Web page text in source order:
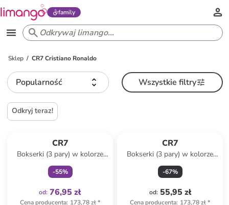
family
Sklep CR7 Cristiano Ronaldo
Popularność Wszystkie filtry
Odkryj teraz!
CR7
Bokserki (3 pary) w kolorze
czarnym, fioletowym i
granatowym
-55%
od: 76,95 zł
Cena producenta: 173,78 zł*
CR7
Bokserki (3 pary) w kolorze
czarnym
-67%
od: 55,95 zł
Cena producenta: 173,78 zł*